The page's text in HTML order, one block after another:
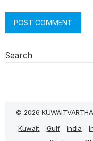
Search
© 2026
Kuwait
Gulf India